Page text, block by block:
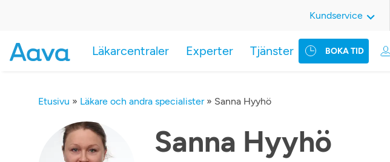
BOKA TID
Läkarcentraler Experter Tjänster
Kundservice
Etusivu » Läkare och andra specialister» Sanna Hyyhö
Sanna Hyyhö